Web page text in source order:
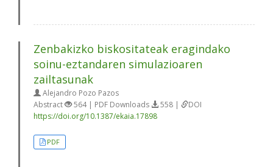
Zenbakizko biskositateak eragindako
soinu-eztandaren simulazioaren
zailtasunak
Alejandro Pozo Pazos
Abstract
564 | PDF Downloads 558 |
DOI
https://doi.org/10.1387/ekaia.17898
PDF